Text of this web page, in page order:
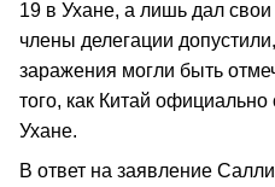
19 в Ухане, а лишь дал
члены делегации
заражения могли быть
того, как Китай
Ухане.
В ответ на заявление